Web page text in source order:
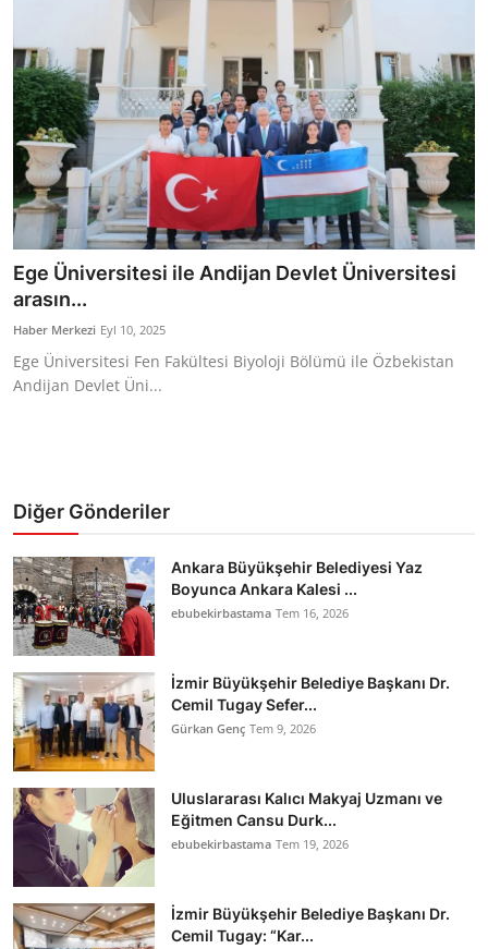
Mülki İdare
Toplum ve Yaşam
Sivil Toplum Kuruluşları
Kamu Kurumları ve Üst Kurullar
Resmi Reklamlar
Ege Üniversitesi ile Andijan Devlet Üniversitesi
arasın...
Haber Merkezi Eyl 10, 2025
Ege Üniversitesi Fen Fakültesi Biyoloji Bölümü ile Özbekistan
Andijan Devlet Üni...
Diğer Gönderiler
Ankara Büyükşehir Belediyesi Yaz
Boyunca Ankara Kalesi ...
ebubekirbastama Tem 16, 2026
İzmir Büyükşehir Belediye Başkanı Dr.
Cemil Tugay Sefer...
Gürkan Genç Tem 9, 2026
Uluslararası Kalıcı Makyaj Uzmanı ve
Eğitmen Cansu Durk...
ebubekirbastama Tem 19, 2026
İzmir Büyükşehir Belediye Başkanı Dr.
Cemil Tugay: “Kar...